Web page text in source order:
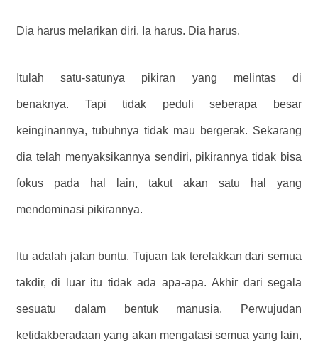
Dia harus melarikan diri. Ia harus. Dia harus.
Itulah satu-satunya pikiran yang melintas di
benaknya. Tapi tidak peduli seberapa besar
keinginannya, tubuhnya tidak mau bergerak. Sekarang
dia telah menyaksikannya sendiri, pikirannya tidak bisa
fokus pada hal lain, takut akan satu hal yang
mendominasi pikirannya.
Itu adalah jalan buntu. Tujuan tak terelakkan dari semua
takdir, di luar itu tidak ada apa-apa. Akhir dari segala
sesuatu dalam bentuk manusia. Perwujudan
ketidakberadaan yang akan mengatasi semua yang lain,